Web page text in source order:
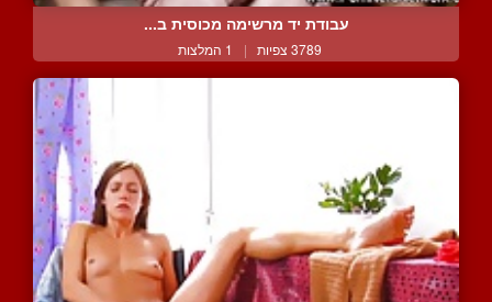
עבודת יד מרשימה מכוסית ב...
3789 צפיות | 1 המלצות